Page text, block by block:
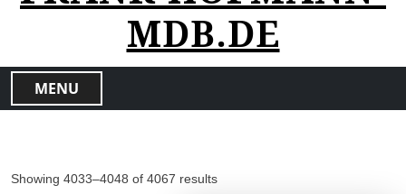
MDB.DE
MENU
Showing 4033–4048 of 4067 results